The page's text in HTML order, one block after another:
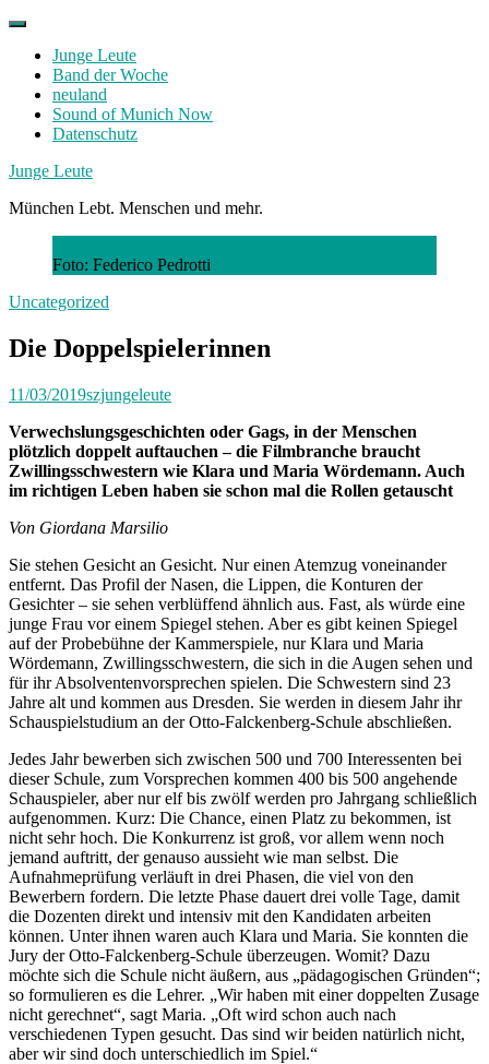
Skip
contentJunge Leute
Band der Woche
neuland
Sound of Munich Now
Datenschutz
Facebook
Twitter
Instagram
Junge Leute
München Lebt. Menschen und mehr.
Foto: Federico Pedrotti
Uncategorized
Die Doppelspielerinnen
11/03/2019szjungeleute
Verwechslungsgeschichten oder Gags, in der Menschen
plötzlich doppelt auftauchen – die Filmbranche braucht
Zwillingsschwestern wie Klara und Maria Wördemann. Auch
im richtigen Leben haben sie schon mal die Rollen getauscht
Von Giordana Marsilio
Sie stehen Gesicht an Gesicht. Nur einen Atemzug voneinander
entfernt. Das Profil der Nasen, die Lippen, die Konturen der
Gesichter – sie sehen verblüffend ähnlich aus. Fast, als würde eine
junge Frau vor einem Spiegel stehen. Aber es gibt keinen Spiegel
auf der Probebühne der Kammerspiele, nur Klara und Maria
Wördemann, Zwillingsschwestern, die sich in die Augen sehen und
für ihr Absolventenvorsprechen spielen. Die Schwestern sind 23
Jahre alt und kommen aus Dresden. Sie werden in diesem Jahr ihr
Schauspielstudium an der Otto-Falckenberg-Schule abschließen.
Jedes Jahr bewerben sich zwischen 500 und 700 Interessenten bei
dieser Schule, zum Vorsprechen kommen 400 bis 500 angehende
Schauspieler, aber nur elf bis zwölf werden pro Jahrgang schließlich
aufgenommen. Kurz: Die Chance, einen Platz zu bekommen, ist
nicht sehr hoch. Die Konkurrenz ist groß, vor allem wenn noch
jemand auftritt, der genauso aussieht wie man selbst. Die
Aufnahmeprüfung verläuft in drei Phasen, die viel von den
Bewerbern fordern. Die letzte Phase dauert drei volle Tage, damit
die Dozenten direkt und intensiv mit den Kandidaten arbeiten
können. Unter ihnen waren auch Klara und Maria. Sie konnten die
Jury der Otto-Falckenberg-Schule überzeugen. Womit? Dazu
möchte sich die Schule nicht äußern, aus „pädagogischen Gründen“;
so formulieren es die Lehrer. „Wir haben mit einer doppelten Zusage
nicht gerechnet“, sagt Maria. „Oft wird schon auch nach
verschiedenen Typen gesucht. Das sind wir beiden natürlich nicht,
aber wir sind doch unterschiedlich im Spiel.“